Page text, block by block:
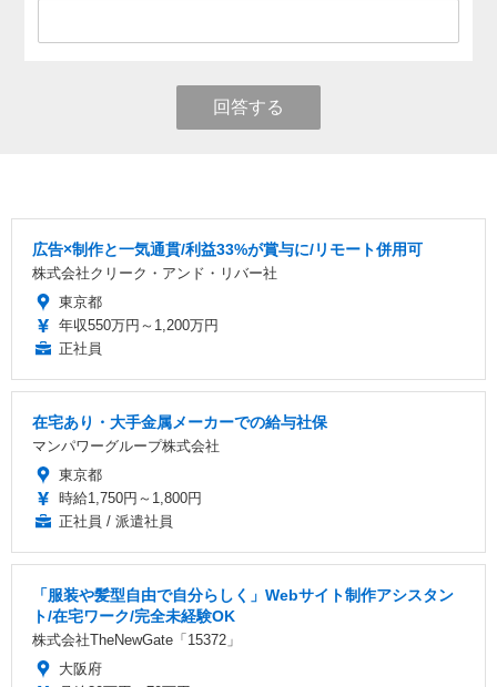
回答する
広告×制作と一気通貫/利益33%が賞与に/リモート併用可
株式会社クリーク・アンド・リバー社
東京都
年収550万円～1,200万円
正社員
在宅あり・大手金属メーカーでの給与社保
マンパワーグループ株式会社
東京都
時給1,750円～1,800円
正社員 / 派遣社員
「服装や髪型自由で自分らしく」Webサイト制作アシスタン
ト/在宅ワーク/完全未経験OK
株式会社TheNewGate「15372」
大阪府